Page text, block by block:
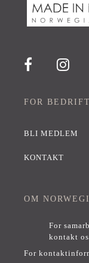
FOR
BLI MEDLEM
KONTAKT
OM
For
kontakt
For